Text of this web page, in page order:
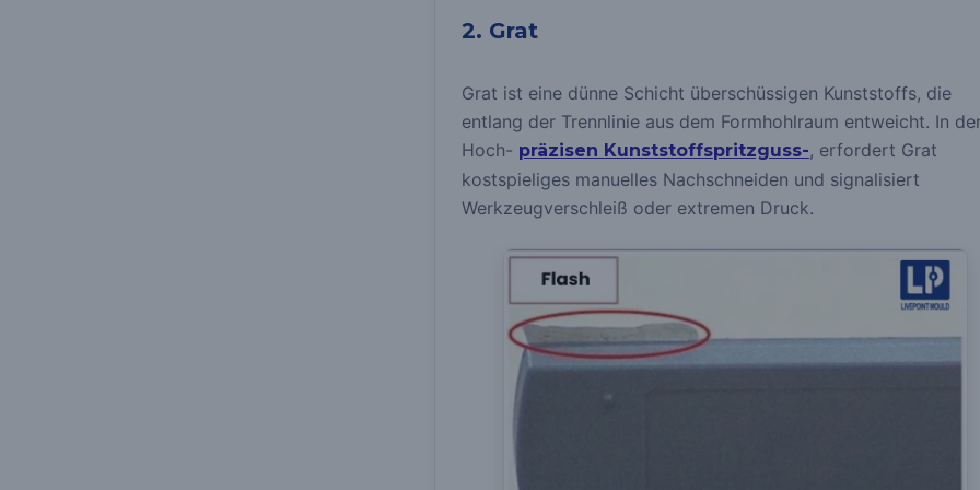
2. Grat
Grat ist eine dünne Schicht überschüssigen Kunststoffs, die
entlang der Trennlinie aus dem Formhohlraum entweicht. In
Hoch- präzisen Kunststoffspritzguss-, erfordert Grat
kostspieliges manuelles Nachschneiden und signalisiert
Werkzeugverschleiß oder extremen Druck.